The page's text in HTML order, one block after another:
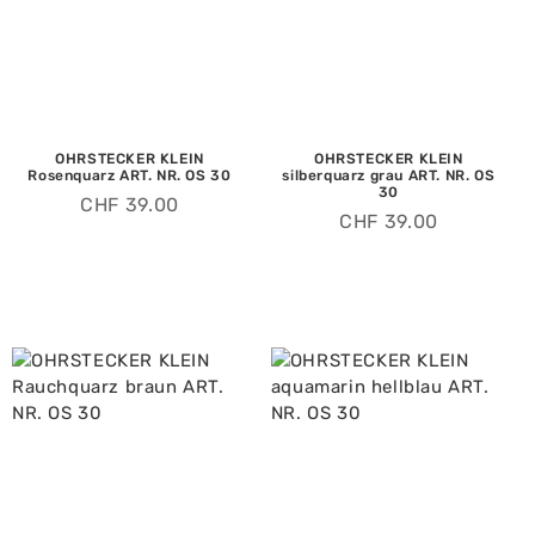
OHRSTECKER KLEIN
Rosenquarz ART. NR. OS 30
CHF 39.00
OHRSTECKER KLEIN
silberquarz grau ART. NR. OS
30
CHF 39.00